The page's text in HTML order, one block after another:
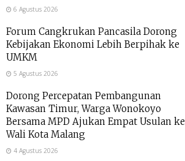
6 Agustus 2026
Forum Cangkrukan Pancasila Dorong
Kebijakan Ekonomi Lebih Berpihak ke
UMKM
5 Agustus 2026
Dorong Percepatan Pembangunan
Kawasan Timur, Warga Wonokoyo
Bersama MPD Ajukan Empat Usulan ke
Wali Kota Malang
4 Agustus 2026